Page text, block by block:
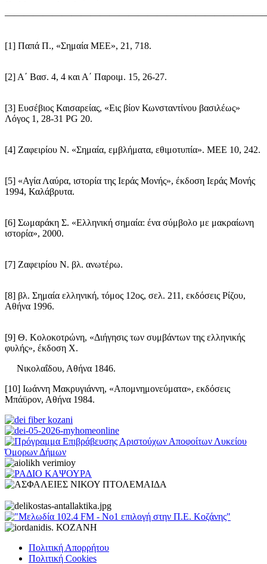
[1] Παπά Π., «Σημαία ΜΕΕ», 21, 718.
[2] Α΄ Βασ. 4, 4 και Α΄ Παροιμ. 15, 26-27.
[3] Ευσέβιος Καισαρείας, «Εις βίον Κωνσταντίνου βασιλέως»
Λόγος 1, 28-31 PG 20.
[4] Ζαφειρίου Ν. «Σημαία, εμβλήματα, εθιμοτυπία». ΜΕΕ 10, 242.
[5] «Αγία Λαύρα, ιστορία της Ιεράς Μονής», έκδοση Ιεράς Μονής
1994, Καλάβρυτα.
[6] Σωμαράκη Σ. «Ελληνική σημαία: ένα σύμβολο με μακραίωνη
ιστορία», 2000.
[7] Ζαφειρίου Ν. βλ. ανωτέρω.
[8] βλ. Σημαία ελληνική, τόμος 12ος, σελ. 211, εκδόσεις Ρίζου,
Αθήνα 1996.
[9] Θ. Κολοκοτρώνη, «Διήγησις των συμβάντων της ελληνικής
φυλής», έκδοση Χ.
Νικολαΐδου, Αθήνα 1846.
[10] Ιωάννη Μακρυγιάννη, «Απομνημονεύματα», εκδόσεις
Μπάϋρον, Αθήνα 1984.
Πολιτική Απορρήτου
Πολιτική Cookies